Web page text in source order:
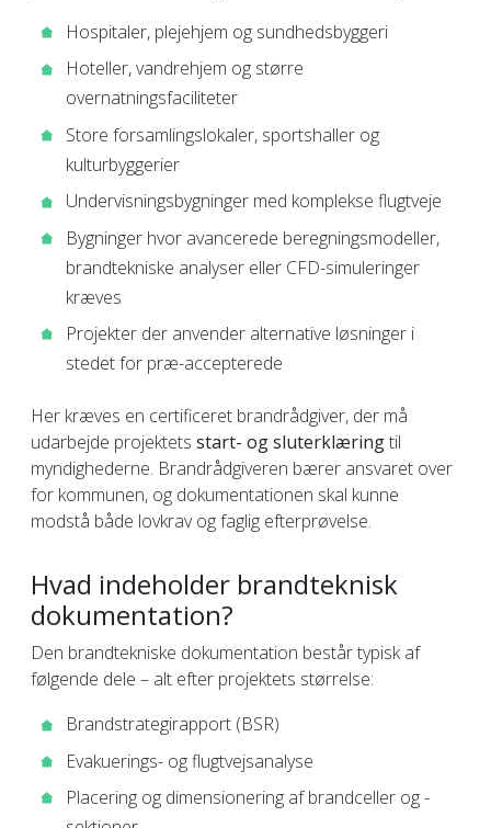
Hospitaler, plejehjem og sundhedsbyggeri
Hoteller, vandrehjem og større
overnatningsfaciliteter
Store forsamlingslokaler, sportshaller og
kulturbyggerier
Undervisningsbygninger med komplekse flugtveje
Bygninger hvor avancerede beregningsmodeller,
brandtekniske analyser eller CFD-simuleringer
kræves
Projekter der anvender alternative løsninger i
stedet for præ-accepterede
Her kræves en certificeret brandrådgiver, der må
udarbejde projektets start- og sluterklæringtil
myndighederne. Brandrådgiveren bærer ansvaret over
for kommunen, og dokumentationen skal kunne
modstå både lovkrav og faglig efterprøvelse.
Hvad indeholder brandteknisk
dokumentation?
Den brandtekniske dokumentation består typisk af
følgende dele – alt efter projektets størrelse:
Brandstrategirapport (BSR)
Evakuerings- og flugtvejsanalyse
Placering og dimensionering af brandceller og -